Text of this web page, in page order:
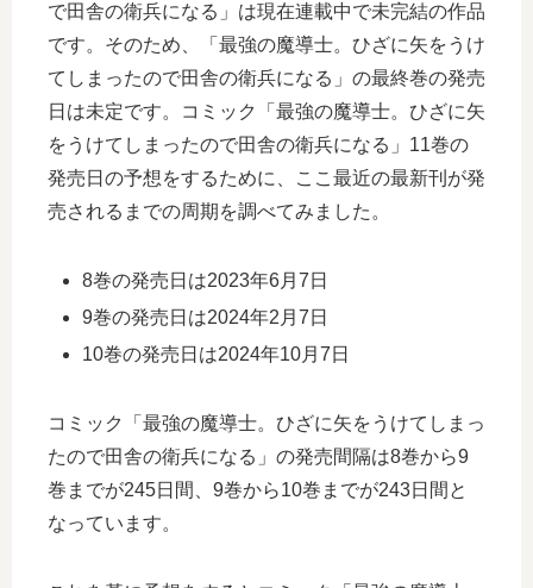
で田舎の衛兵になる」は現在連載中で未完結の作品
です。そのため、「最強の魔導士。ひざに矢をうけ
てしまったので田舎の衛兵になる」の最終巻の発売
日は未定です。コミック「最強の魔導士。ひざに矢
をうけてしまったので田舎の衛兵になる」11巻の
発売日の予想をするために、ここ最近の最新刊が発
売されるまでの周期を調べてみました。
8巻の発売日は2023年6月7日
9巻の発売日は2024年2月7日
10巻の発売日は2024年10月7日
コミック「最強の魔導士。ひざに矢をうけてしまっ
たので田舎の衛兵になる」の発売間隔は8巻から9
巻までが245日間、9巻から10巻までが243日間と
なっています。